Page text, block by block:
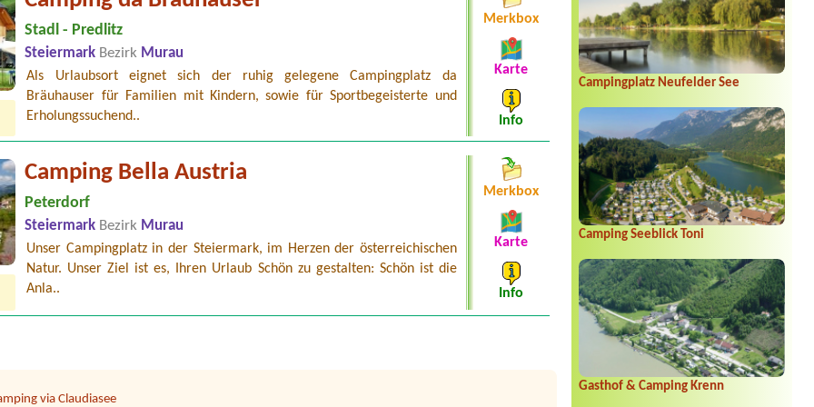
Campingplatz Neufelder See
Camping Seeblick Toni
Gasthof & Camping Krenn
Stadl - Predlitz
Steiermark Bezirk Murau
Als Urlaubsort eignet sich der ruhig gelegene Campingplatz da
Bräuhauser für Familien mit Kindern, sowie für Sportbegeisterte und
Erholungssuchend..
Merkbox
Karte
Info
Camping Bella Austria
Peterdorf
Steiermark Bezirk Murau
Unser Campingplatz in der Steiermark, im Herzen der österreichischen
Natur. Unser Ziel ist es, Ihren Urlaub Schön zu gestalten: Schön ist die
Anla..
Merkbox
Karte
Info
Temel
2-Mann-ZeltEinfacher, kleiner Stellplatz. Ideal wäre am See.
+ 1 child (11 years)